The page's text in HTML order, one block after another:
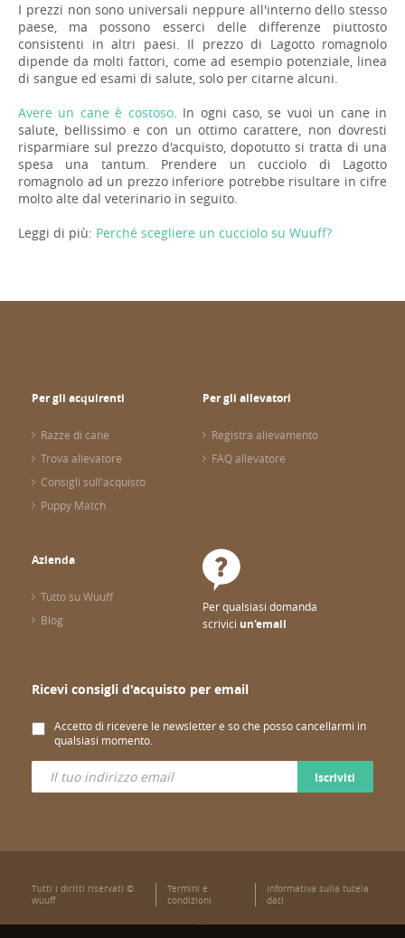
I prezzi non sono universali neppure all'interno dello stesso
paese, ma possono esserci delle differenze piuttosto
consistenti in altri paesi. Il prezzo di Lagotto romagnolo
dipende da molti fattori, come ad esempio potenziale, linea
di sangue ed esami di salute, solo per citarne alcuni.
Avere un cane è costoso. In ogni caso, se vuoi un cane in
salute, bellissimo e con un ottimo carattere, non dovresti
risparmiare sul prezzo d'acquisto, dopotutto si tratta di una
spesa una tantum. Prendere un cucciolo di Lagotto
romagnolo ad un prezzo inferiore potrebbe risultare in cifre
molto alte dal veterinario in seguito.
Leggi di più: Perché scegliere un cucciolo su Wuuff?
Per gli acquirenti
Razze di cane
Trova allevatore
Consigli sull'acquisto
Puppy Match
Per gli allevatori
Registra allevamento
FAQ allevatore
Azienda
Tutto su Wuuff
Blog
Per qualsiasi domanda
scrivici un'email
Ricevi consigli d'acquisto per email
Accetto di ricevere le newsletter e so che posso cancellarmi in
qualsiasi momento.
Iscriviti
Tutti i diritti riservati ©
wuuff
Termini e
condizioni
Informativa sulla tutela
dati